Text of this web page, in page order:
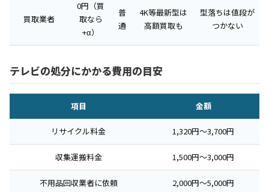
買取業者
0円（買
取なら
+α）
普
通
4K等最新型は
高額買取も
型落ちは値段が
つかない
テレビの処分にかかる費用の目安
項目 金額
リサイクル料金 1,320円〜3,700円
収集運搬料金 1,500円〜3,000円
不用品回収業者に依頼 2,000円〜5,000円